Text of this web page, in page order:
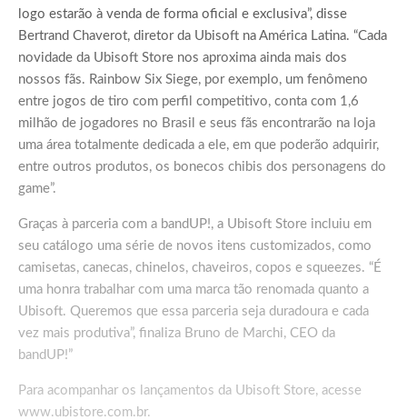
logo estarão à venda de forma oficial e exclusiva”, disse
Bertrand Chaverot, diretor da Ubisoft na América Latina. “Cada
novidade da Ubisoft Store nos aproxima ainda mais dos
nossos fãs. Rainbow Six Siege, por exemplo, um fenômeno
entre jogos de tiro com perfil competitivo, conta com 1,6
milhão de jogadores no Brasil e seus fãs encontrarão na loja
uma área totalmente dedicada a ele, em que poderão adquirir,
entre outros produtos, os bonecos chibis dos personagens do
game”.
Graças à parceria com a bandUP!, a Ubisoft Store incluiu em
seu catálogo uma série de novos itens customizados, como
camisetas, canecas, chinelos, chaveiros, copos e squeezes. “É
uma honra trabalhar com uma marca tão renomada quanto a
Ubisoft. Queremos que essa parceria seja duradoura e cada
vez mais produtiva”, finaliza Bruno de Marchi, CEO da
bandUP!”
Para acompanhar os lançamentos da Ubisoft Store, acesse
www.ubistore.com.br.